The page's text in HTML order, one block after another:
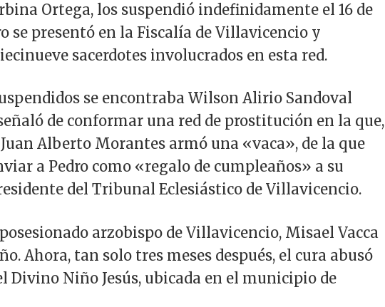
Ortega, los suspendió indefinidamente el 16 de
se presentó en la Fiscalía de Villavicencio y
sacerdotes involucrados en esta red.
se encontraba Wilson Alirio Sandoval
de conformar una red de prostitución en la que,
Alberto Morantes armó una «vaca», de la que
a Pedro como «regalo de cumpleaños» a su
del Tribunal Eclesiástico de Villavicencio.
arzobispo de Villavicencio, Misael Vacca
Ahora, tan solo tres meses después, el cura abusó
Divino Niño Jesús, ubicada en el municipio de